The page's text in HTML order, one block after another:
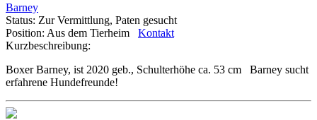
Barney
Status: Zur Vermittlung, Paten gesucht
Position: Aus dem Tierheim
Kontakt
Kurzbeschreibung:
Boxer Barney, ist 2020 geb., Schulterhöhe ca. 53 cm Barney sucht
erfahrene Hundefreunde!